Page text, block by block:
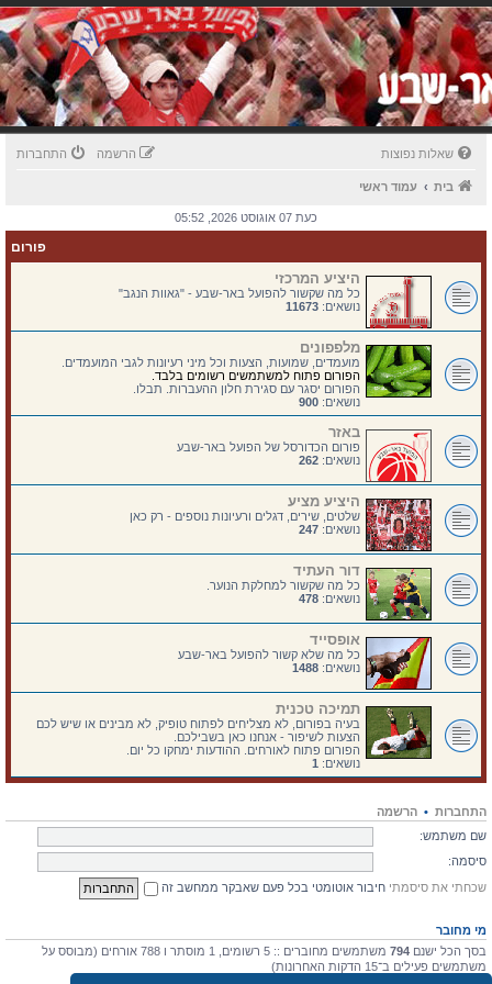
שאלות נפוצות התחברות הרשמה
בית עמוד ראשי
כעת 07 אוגוסט 2026, 05:52
פורום
היציע המרכזי
כל מה שקשור להפועל באר-שבע - "גאוות הנגב"
נושאים: 11673
מלפפונים
מועמדים, שמועות, הצעות וכל מיני רעיונות לגבי המועמדים.
הפורום פתוח למשתמשים רשומים בלבד.
הפורום יסגר עם סגירת חלון ההעברות. תבלו.
נושאים: 900
באזר
פורום הכדורסל של הפועל באר-שבע
נושאים: 262
היציע מציע
שלטים, שירים, דגלים ורעיונות נוספים - רק כאן
נושאים: 247
דור העתיד
כל מה שקשור למחלקת הנוער.
נושאים: 478
אופסייד
כל מה שלא קשור להפועל באר-שבע
נושאים: 1488
תמיכה טכנית
בעיה בפורום, לא מצליחים לפתוח טופיק, לא מבינים או שיש לכם
הצעות לשיפור - אנחנו כאן בשבילכם.
הפורום פתוח לאורחים. ההודעות ימחקו כל יום.
נושאים: 1
התחברות • הרשמה
שם משתמש:
סיסמה:
שכחתי את סיסמתי חיבור אוטומטי בכל פעם שאבקר ממחשב זה
מי מחובר
בסך הכל ישנם 794
משתמשים מחוברים :: 5 רשומים, 1 מוסתר ו 788 אורחים (מבוסס על
משתמשים פעילים ב־15 הדקות האחרונות)